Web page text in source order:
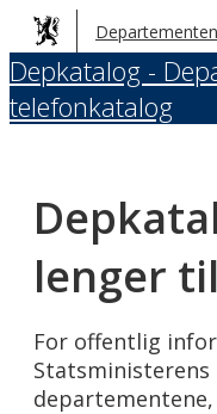
Hopp
til
hovedinnhold
Depkatalog -
telefonkatalog
lenger
For offentlig